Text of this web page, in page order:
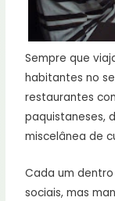
Sempre que
habitantes no
restaurantes
paquistaneses,
miscelânea de
Cada um
sociais, mas